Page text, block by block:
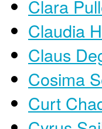
Clara
Claudia
Claus
Cosima
Curt